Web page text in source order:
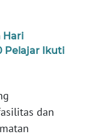
Hari
Pelajar Ikuti
dan